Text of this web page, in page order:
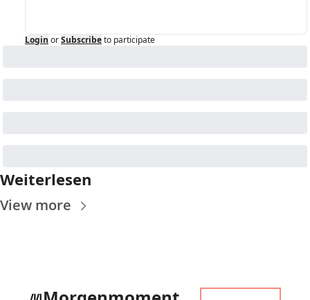
Login orSubscribeto participate
Weiterlesen
View more